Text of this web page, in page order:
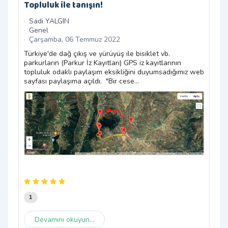
Topluluk ile tanışın!
Sadi YALGIN
Genel
Çarşamba, 06 Temmuz 2022
Türkiye'de dağ çıkış ve yürüyüş ile bisiklet vb.
parkurların (Parkur İz Kayıtları) GPS iz kayıtlarının
topluluk odaklı paylaşım eksikliğini duyumsadığımız web
sayfası paylaşıma açıldı. "Bir cese...
1
Devamını okuyun...